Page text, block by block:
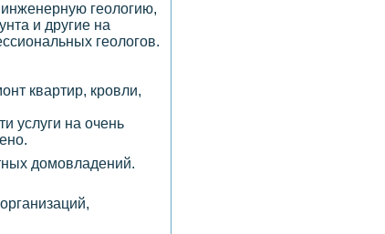
геологию,
и другие на
геологов.
квартир, кровли,
услуги на очень
домовладений.